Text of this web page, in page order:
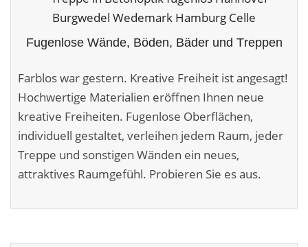
Stellenangebote: Maler-Facharbeiter gesucht
Stellenangebot: Backoffice Manager/in
Leistungen ›
Betonoptik
Bodenbeläge & Designböden
Fugenlose Wände, Böden, Bäder und Treppen
Farblos war gestern. Kreative Freiheit ist angesagt!
Hochwertige Materialien eröffnen Ihnen neue
kreative Freiheiten. Fugenlose Oberflächen,
individuell gestaltet, verleihen jedem Raum, jeder
Treppe und sonstigen Wänden ein neues,
attraktives Raumgefühl. Probieren Sie es aus.